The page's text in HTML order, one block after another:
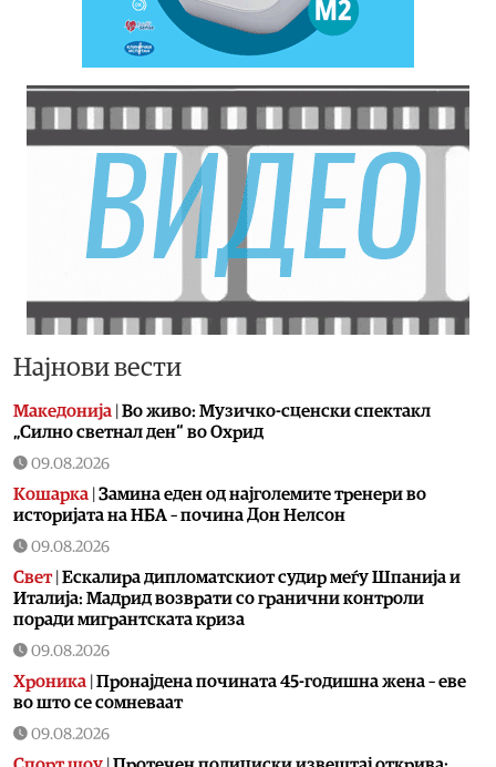
Најнови вести
Македонија Во живо: Музичко-сценски спектакл
„Силно светнал ден“ во Охрид
09.08.2026
Кошарка Замина еден од најголемите тренери во
историјата на НБА – почина Дон Нелсон
09.08.2026
Свет| Ескалира дипломатскиот судир меѓу Шпанија и
Италија: Мадрид возврати со гранични контроли
поради мигрантската криза
09.08.2026
Хроника Пронајдена почината 45-годишна жена – еве
во што се сомневаат
09.08.2026